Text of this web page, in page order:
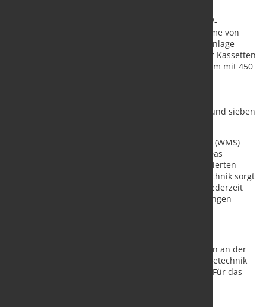
Für die Versorgung der Produktionslinien setzt SEW-
EURODRIVE auf mehrere hochautomatisierte Systeme von
KASTO: Im Zentrum dieser weltweit einzigartigen Anlage
stehen ein Wabenlagersystem mit 5.140 Plätzen für Kassetten
bis drei Tonnen Lagerkapazität und ein Sägezentrum mit 450
Bandsägeautomat für große Materialquerschnitte und sieben
Dank des KASTO Warehouse Management Systems (WMS)
arbeiten alle Systeme vollständig digital vernetzt. Das
ermöglicht eine Bedienung der komplett automatisierten
Anlage mit nur bis zu vier Personen. Die KASTO-Technik sorgt
dafür, dass die Versorgung der Produktionslinien jederzeit
sichergestellt ist, dabei laufen die Materialbewegungen
Nahezu alle technischen Bereiche von KASTO waren an der
Umsetzung beteiligt – von der Robotik über die Sägetechnik
und Lagerlogistik bis hin zur Softwareentwicklung. Für das